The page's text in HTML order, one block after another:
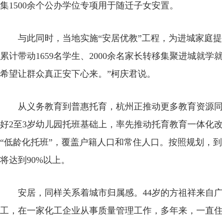
集1500余个公办学位专项用于随迁子女安置。
与此同时，当地实施“安居优教”工程，为进城家庭
累计带动1659名学生、2000余名家长转移集聚进城就学
希望让群众真正安下心来。”柯庆君说。
从义务教育到普惠托育，杭州正推动更多教育资源
好2至3岁幼儿园托班基础上，率先推动托育教育一体化
“低龄化托班”，覆盖户籍人口和常住人口。按照规划，
将达到90%以上。
安居，同样关系着城市归属感。44岁的方祖祥来自
工，在一家化工企业从事质量管理工作，多年来，一直